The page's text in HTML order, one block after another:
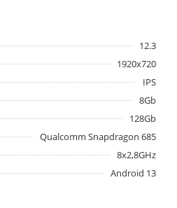
12.3
1920х720
IPS
8Gb
128Gb
Qualcomm Snapdragon 685
8x2,8GHz
Android 13